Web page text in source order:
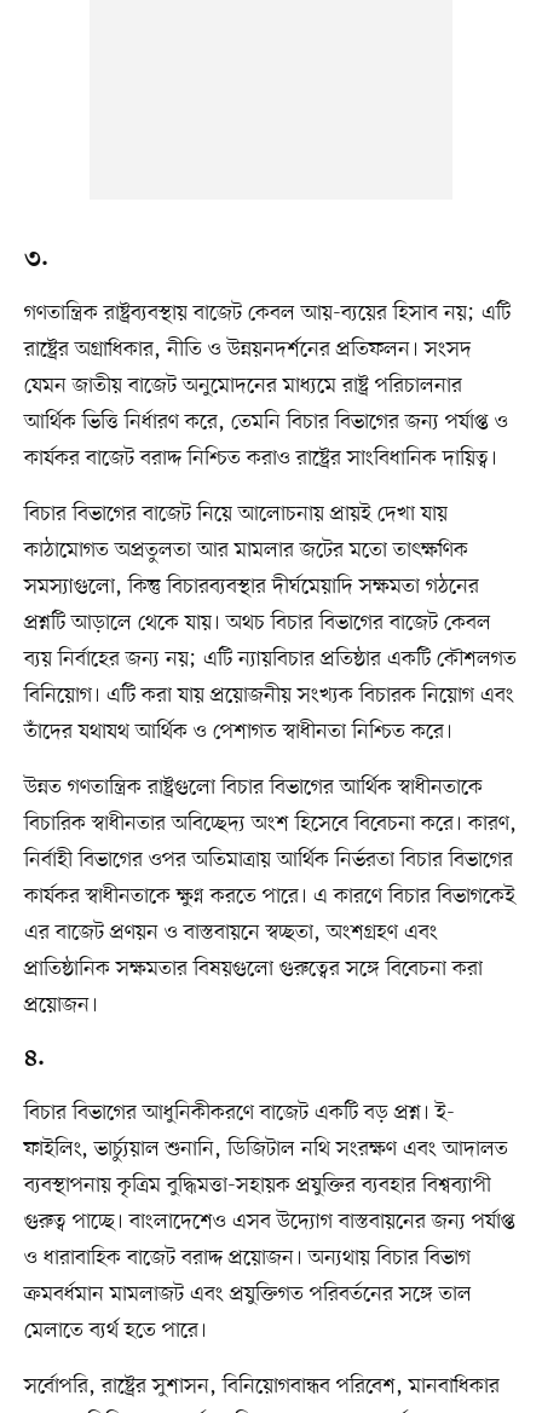
৩.
গণতান্ত্রিক রাষ্ট্রব্যবস্থায় বাজেট কেবল আয়-ব্যয়ের হিসাব নয়; এটি
রাষ্ট্রের অগ্রাধিকার, নীতি ও উন্নয়নদর্শনের প্রতিফলন। সংসদ
যেমন জাতীয় বাজেট অনুমোদনের মাধ্যমে রাষ্ট্র পরিচালনার
আর্থিক ভিত্তি নির্ধারণ করে, তেমনি বিচার বিভাগের জন্য পর্যাপ্ত ও
কার্যকর বাজেট বরাদ্দ নিশ্চিত করাও রাষ্ট্রের সাংবিধানিক দায়িত্ব।
বিচার বিভাগের বাজেট নিয়ে আলোচনায় প্রায়ই দেখা যায়
কাঠামোগত অপ্রতুলতা আর মামলার জটের মতো তাৎক্ষণিক
সমস্যাগুলো, কিন্তু বিচারব্যবস্থার দীর্ঘমেয়াদি সক্ষমতা গঠনের
প্রশ্নটি আড়ালে থেকে যায়। অথচ বিচার বিভাগের বাজেট কেবল
ব্যয় নির্বাহের জন্য নয়; এটি ন্যায়বিচার প্রতিষ্ঠার একটি কৌশলগত
বিনিয়োগ। এটি করা যায় প্রয়োজনীয় সংখ্যক বিচারক নিয়োগ এবং
তাঁদের যথাযথ আর্থিক ও পেশাগত স্বাধীনতা নিশ্চিত করে।
উন্নত গণতান্ত্রিক রাষ্ট্রগুলো বিচার বিভাগের আর্থিক স্বাধীনতাকে
বিচারিক স্বাধীনতার অবিচ্ছেদ্য অংশ হিসেবে বিবেচনা করে। কারণ,
নির্বাহী বিভাগের ওপর অতিমাত্রায় আর্থিক নির্ভরতা বিচার বিভাগের
কার্যকর স্বাধীনতাকে ক্ষুণ্ন করতে পারে। এ কারণে বিচার বিভাগকেই
এর বাজেট প্রণয়ন ও বাস্তবায়নে স্বচ্ছতা, অংশগ্রহণ এবং
প্রাতিষ্ঠানিক সক্ষমতার বিষয়গুলো গুরুত্বের সঙ্গে বিবেচনা করা
প্রয়োজন।
৪.
বিচার বিভাগের আধুনিকীকরণে বাজেট একটি বড় প্রশ্ন। ই-
ফাইলিং, ভার্চ্যুয়াল শুনানি, ডিজিটাল নথি সংরক্ষণ এবং আদালত
ব্যবস্থাপনায় কৃত্রিম বুদ্ধিমত্তা-সহায়ক প্রযুক্তির ব্যবহার বিশ্বব্যাপী
গুরুত্ব পাচ্ছে। বাংলাদেশেও এসব উদ্যোগ বাস্তবায়নের জন্য পর্যাপ্ত
ও ধারাবাহিক বাজেট বরাদ্দ প্রয়োজন। অন্যথায় বিচার বিভাগ
ক্রমবর্ধমান মামলাজট এবং প্রযুক্তিগত পরিবর্তনের সঙ্গে তাল
মেলাতে ব্যর্থ হতে পারে।
সর্বোপরি, রাষ্ট্রের সুশাসন, বিনিয়োগবান্ধব পরিবেশ, মানবাধিকার